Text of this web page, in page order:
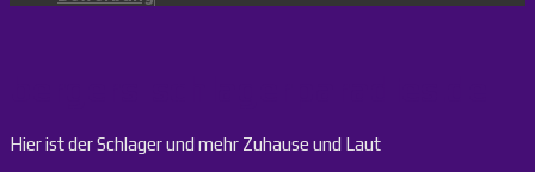
Hier ist der Schlager und mehr Zuhause und Laut